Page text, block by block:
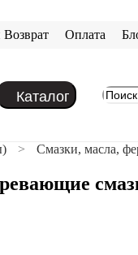
Оплата
Каталог
Смазки, масла,